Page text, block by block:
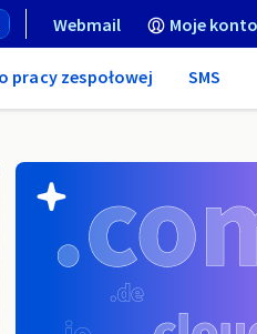
Webmail Moje
pracy zespołowej SMS